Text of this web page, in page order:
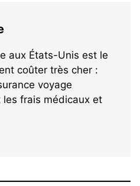
aux États-Unis est le
coûter très cher :
voyage
frais médicaux et